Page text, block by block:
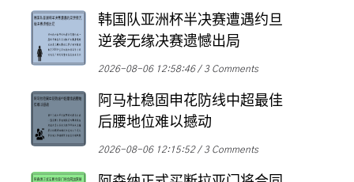
韩国队亚洲杯半决赛遭遇约旦
逆袭无缘决赛遗憾出局
2026-08-06 12:58:46 3 Comments
阿马杜稳固申花防线中超最佳
后腰地位难以撼动
2026-08-06 12:15:52 3 Comments